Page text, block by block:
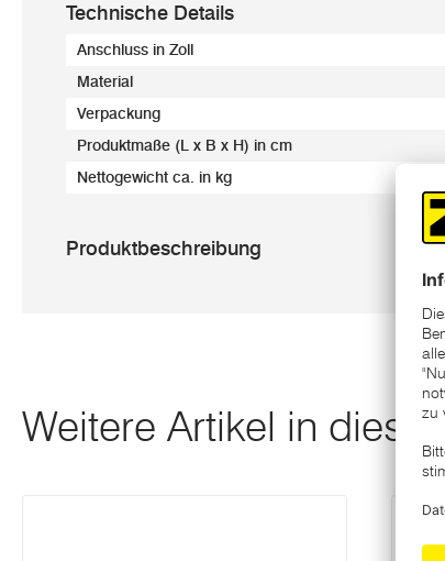
Technische Details
Anschluss in Zoll
Material
Verpackung
Produktmaße (L x B x H) in cm
Nettogewicht ca. in kg
Produktbeschreibung
Weitere Artikel in dieser